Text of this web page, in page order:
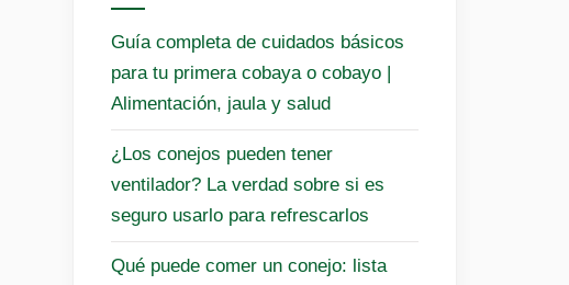
Guía completa de cuidados básicos
para tu primera cobaya o cobayo |
Alimentación, jaula y salud
¿Los conejos pueden tener
ventilador? La verdad sobre si es
seguro usarlo para refrescarlos
Qué puede comer un conejo: lista